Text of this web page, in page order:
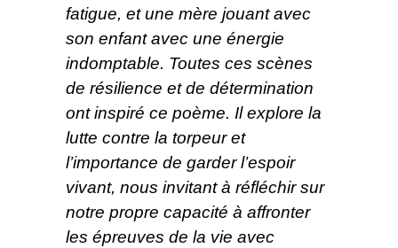
fatigue, et une mère jouant avec
son enfant avec une énergie
indomptable. Toutes ces scènes
de résilience et de détermination
ont inspiré ce poème. Il explore la
lutte contre la torpeur et
l’importance de garder l’espoir
vivant, nous invitant à réfléchir sur
notre propre capacité à affronter
les épreuves de la vie avec